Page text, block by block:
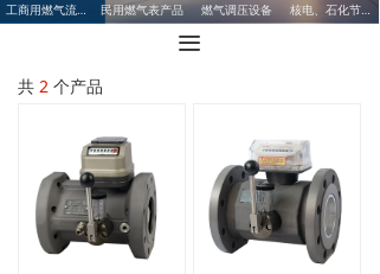
企业文化
客服中心
工商用燃气流量计 民用燃气表产品 燃气调压设备 核电、石化节流装置
끀
共 2 个产品